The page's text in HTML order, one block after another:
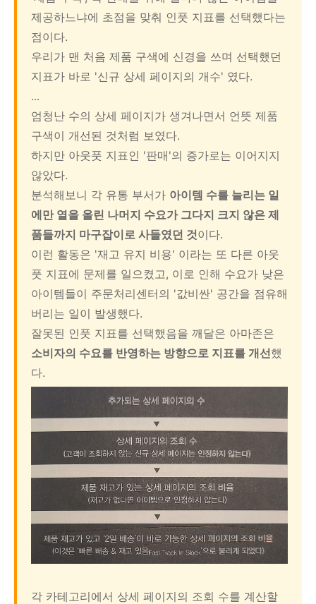
제공하느냐에 초점을 맞춰 인풋 지표를 선택했다는
점이다.
우리가 맨 처음 제품 구색에 신경을 쓰며 선택했던
지표가 바로 '신규 상세 페이지의 개수' 였다.
...
엄청난 수의 상세 페이지가 생겨나면서 언뜻 제품
구색이 개선된 것처럼 보였다.
하지만 아웃풋 지표인 '판매'의 증가로는 이어지지
않았다.
분석해보니 각 유통 부서가 아이템 수를 늘리는 일
에만 열을 올린 나머지 수요가 그다지 크지 않은 제
품들까지 마구잡이로 사들였던 것이다.
이런 활동은 '재고 유지 비용' 이라는 또 다른 아웃
풋 지표에 문제를 일으켰고, 이로 인해 수요가 낮은
아이템들이 주문처리센터의 '값비싼' 공간을 점유해
버리는 일이 발생했다.
잘못된 인풋 지표를 선택했음을 깨달은 아마존은
소비자의 수요를 반영하는 방향으로 지표를 개선했
다.
각 카테고리에서 상세 페이지의 조회 수를 계산할